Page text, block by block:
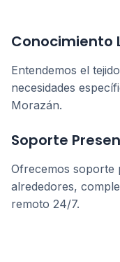
Conocimiento
Entendemos el
necesidades
Morazán.
Soporte
Ofrecemos soporte
alrededores,
remoto 24/7.